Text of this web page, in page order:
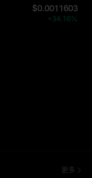
$0.0011603
+34.16%
更多